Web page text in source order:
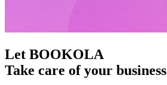
Let BOOKOLA
Take care of your business